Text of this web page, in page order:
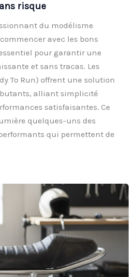
risque
du modélisme
avec les bons
pour garantir une
et sans tracas. Les
To Run) offrent une solution
alliant simplicité
satisfaisantes. Ce
quelques-uns des
qui permettent de